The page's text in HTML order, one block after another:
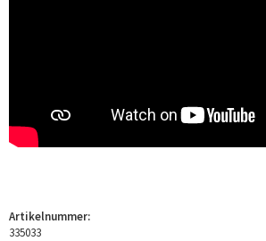
Artikelnummer:
335033